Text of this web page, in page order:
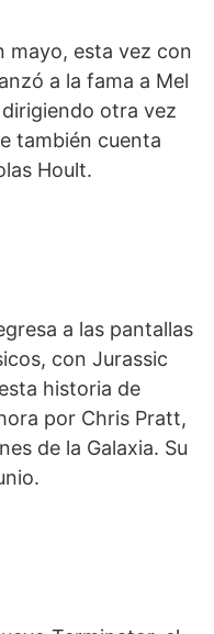
mayo, esta vez con
a la fama a Mel
otra vez
también cuenta
Hoult.
a las pantallas
con Jurassic
historia de
por Chris Pratt,
de la Galaxia. Su